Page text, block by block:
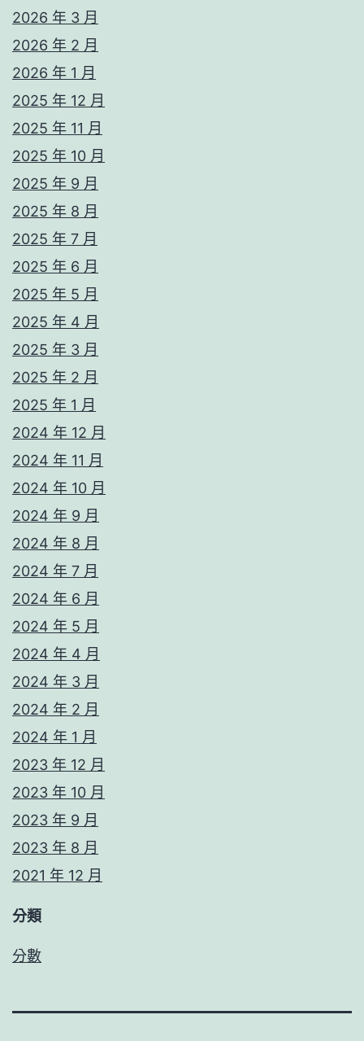
2026 年 3 月
2026 年 2 月
2026 年 1 月
2025 年 12 月
2025 年 11 月
2025 年 10 月
2025 年 9 月
2025 年 8 月
2025 年 7 月
2025 年 6 月
2025 年 5 月
2025 年 4 月
2025 年 3 月
2025 年 2 月
2025 年 1 月
2024 年 12 月
2024 年 11 月
2024 年 10 月
2024 年 9 月
2024 年 8 月
2024 年 7 月
2024 年 6 月
2024 年 5 月
2024 年 4 月
2024 年 3 月
2024 年 2 月
2024 年 1 月
2023 年 12 月
2023 年 10 月
2023 年 9 月
2023 年 8 月
2021 年 12 月
分類
分數